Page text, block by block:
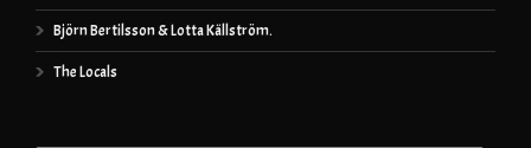
Björn Bertilsson & Lotta Källström.
The Locals